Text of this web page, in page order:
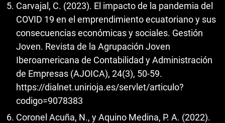
Carvajal, C. (2023). El impacto de la pandemia del
COVID 19 en el emprendimiento ecuatoriano y sus
consecuencias económicas y sociales. Gestión
Joven. Revista de la Agrupación Joven
Iberoamericana de Contabilidad y Administración
de Empresas (AJOICA), 24(3), 50-59.
https://dialnet.unirioja.es/servlet/articulo?
codigo=9078383
Coronel Acuña, N., y Aquino Medina, P. A. (2022).